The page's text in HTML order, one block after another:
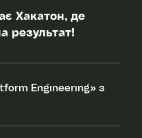
Хакатон, де
результат!
Engineering» з